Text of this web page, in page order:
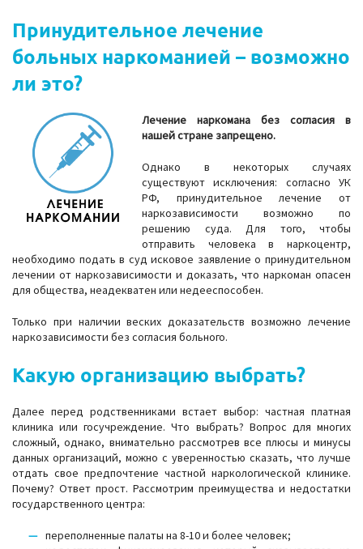
Принудительное лечение
больных наркоманией – возможно
ли это?
Лечение наркомана без согласия в
нашей стране запрещено.
Однако в некоторых случаях
существуют исключения: согласно УК
РФ, принудительное лечение от
наркозависимости возможно по
решению суда. Для того, чтобы
отправить человека в наркоцентр,
необходимо подать в суд исковое заявление о принудительном
лечении от наркозависимости и доказать, что наркоман опасен
для общества, неадекватен или недееспособен.
Только при наличии веских доказательств возможно лечение
наркозависимости без согласия больного.
Какую организацию выбрать?
Далее перед родственниками встает выбор: частная платная
клиника или госучреждение. Что выбрать? Вопрос для многих
сложный, однако, внимательно рассмотрев все плюсы и минусы
данных организаций, можно с уверенностью сказать, что лучше
отдать свое предпочтение частной наркологической клинике.
Почему? Ответ прост. Рассмотрим преимущества и недостатки
государственного центра:
переполненные палаты на 8-10 и более человек;